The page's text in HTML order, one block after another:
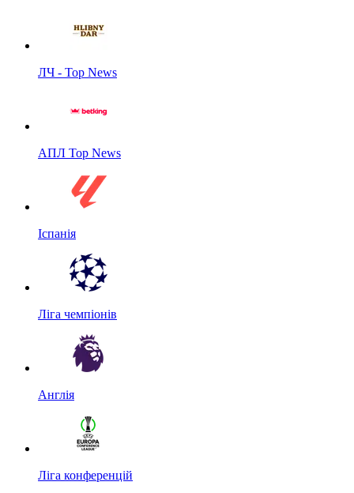
ЛЧ - Top News
АПЛ Top News
Іспанія
Ліга чемпіонів
Англія
Ліга конференцій